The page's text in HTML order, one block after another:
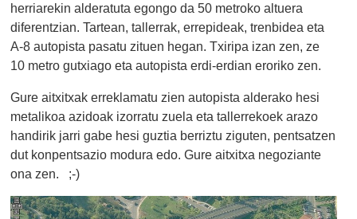
herriarekin alderatuta egongo da 50 metroko altuera
diferentzian. Tartean, tallerrak, errepideak, trenbidea eta
A-8 autopista pasatu zituen hegan. Txiripa izan zen, ze
10 metro gutxiago eta autopista erdi-erdian eroriko zen.
Gure aitxitxak erreklamatu zien autopista alderako hesi
metalikoa azidoak izorratu zuela eta tallerrekoek arazo
handirik jarri gabe hesi guztia berriztu ziguten, pentsatzen
dut konpentsazio modura edo. Gure aitxitxa negoziante
ona zen. ;-)